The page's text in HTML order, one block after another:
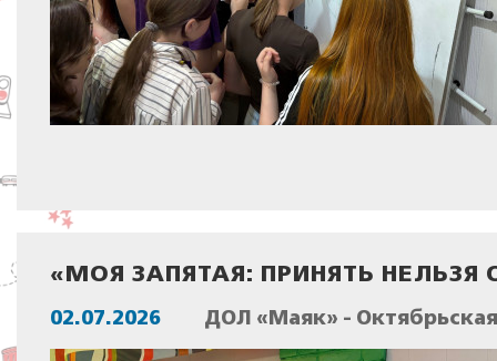
«МОЯ ЗАПЯТАЯ: ПРИНЯТЬ
02.07.2026 ДОЛ «Маяк» -